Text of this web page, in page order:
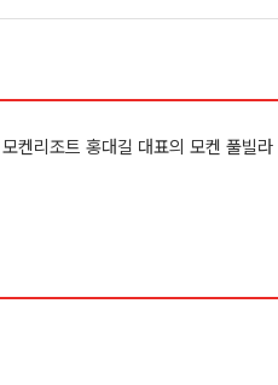
켄리조트 홍대길 대표의 모켄 풀빌